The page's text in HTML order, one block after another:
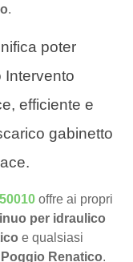
.
poter
Intervento
efficiente e
gabinetto
offre ai propri
per idraulico
e qualsiasi
Renatico.